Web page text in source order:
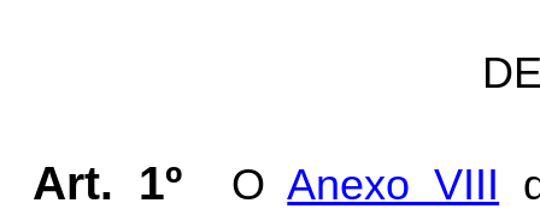
Art. 1º OAnexo VIII